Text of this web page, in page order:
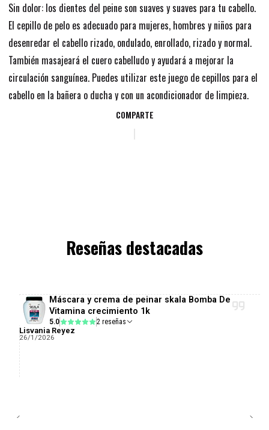
Sin dolor: los dientes del peine son suaves y suaves para tu cabello.
El cepillo de pelo es adecuado para mujeres, hombres y niños para
desenredar el cabello rizado, ondulado, enrollado, rizado y normal.
También masajeará el cuero cabelludo y ayudará a mejorar la
circulación sanguínea. Puedes utilizar este juego de cepillos para el
cabello en la bañera o ducha y con un acondicionador de limpieza.
COMPARTE
Reseñas destacadas
Máscara y crema de peinar skala Bomba De
Vitamina crecimiento 1k
5.0 2 reseñas
Lisvania Reyez
26/1/2026